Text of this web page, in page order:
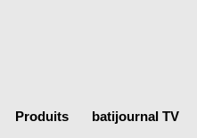
Produits batijournal TV